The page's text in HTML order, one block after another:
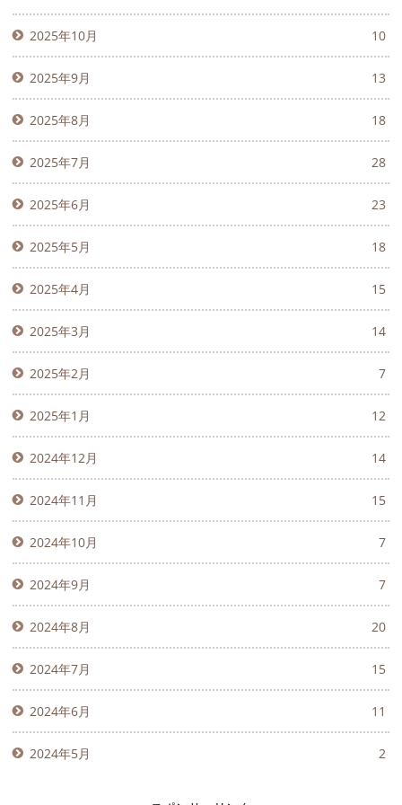
2025年10月 10
2025年9月 13
2025年8月 18
2025年7月 28
2025年6月 23
2025年5月 18
2025年4月 15
2025年3月 14
2025年2月 7
2025年1月 12
2024年12月 14
2024年11月 15
2024年10月 7
2024年9月 7
2024年8月 20
2024年7月 15
2024年6月 11
2024年5月 2